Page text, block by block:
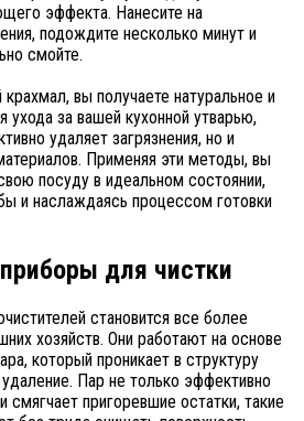
эффекта. Нанесите на
подождите несколько минут и
смойте.
вы получаете натуральное и
ухода за вашей кухонной утварью,
удаляет загрязнения, но и
Применяя эти методы, вы
посуду в идеальном состоянии,
и наслаждаясь процессом готовки
для чистки
становится все более
хозяйств. Они работают на основе
который проникает в структуру
удаление. Пар не только эффективно
смягчает пригоревшие остатки, такие